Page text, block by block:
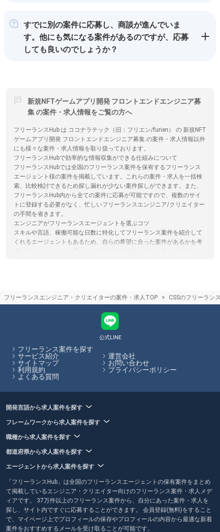
すでに別の案件に応募し、商談が進んでいま
す。他にも気になる案件があるのですが、応募
しても良いのでしょうか？
新規NFTゲームアプリ開発 フロントエンドエンジニア募
集 の案件・求人情報をご覧の方へ
フリーランスHub は ココナラテック（旧：フリエン/furien） の 新規NFT
ゲームアプリ開発 フロントエンドエンジニア募集 の案件・求人情報以外
にも様々な案件・求人情報を取り扱っております。
フリーランスHubで効率的な情報収集ができる仕組みについて
フリーランスHubでは全国のフリーランス案件を保有するフリーランス
エージェント様の案件を掲載しています。これらの案件・求人を一括検
索、比較検討できるため探し漏れが少ない案件探しができます。また、
フリーランスHub内から全ての案件に応募が可能ですので、複数のサイ
トに登録する必要がなく、忙しいフリーランスエンジニア/クリエイター
の手間を省きます。
エンジニアがフリーランスエージェントを選ぶコツ
スキルや言語、稼働可能な日数に特化してフリーランス案件を紹介して
くれるエージェントもあるため、自らの希望に合った案件があるかを考
最近は在宅/リモートワーク可能な案件が増えており、フリーランスエー
多いエージェントやリモート案件が多いエージェントなど、エージェン
トによって特徴がありますので、リモート案件に強いエージェントを選
ぶのがおすすめです。フリーランスHubでは、各エージェントのサービ
ス内容やその比較をサイト内で行うことができます。
フリーランスHubはお客様のフリーランス案件探しを最大限サポートし
ていきます。
フリーランスエンジニア・クリエイターの案件・求人TOP CSSのフリーラン
公式LINE
フリーランス案件を探す
サービス紹介
運営会社
サイトマップ
お問い合わせ
利用規約
プライバシーポリシー
よくある質問
開発言語から求人案件を探す
フレームワークから求人案件を探す
職種から求人案件を探す
都道府県から求人案件を探す
エージェントから求人案件を探す
「フリーランスHub」は全国のフリーランスエージェントの保有案件をまとめ
て掲載しているエンジニア・クリエイター向けのフリーランス案件・求人メデ
ィアです。 37万件以上のフリーランス案件から、自分にあった案件・求人を
探し、サイト内ですぐに応募することができます。 会員登録(無料)をすること
で、マイページ上でプロフィールの保存やプロフィールの内容から最適な新着
案件をおすすめするメールを受け取ることが可能です。